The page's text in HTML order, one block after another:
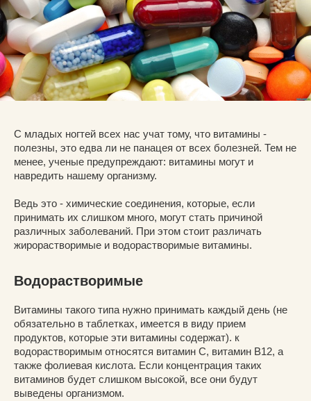
С младых ногтей всех нас учат тому, что витамины -
полезны, это едва ли не панацея от всех болезней. Тем не
менее, ученые предупреждают: витамины могут и
навредить нашему организму.
Ведь это - химические соединения, которые, если
принимать их слишком много, могут стать причиной
различных заболеваний. При этом стоит различать
жирорастворимые и водорастворимые витамины.
Водорастворимые
Витамины такого типа нужно принимать каждый день (не
обязательно в таблетках, имеется в виду прием
продуктов, которые эти витамины содержат). к
водорастворимым относятся витамин С, витамин В12, а
также фолиевая кислота. Если концентрация таких
витаминов будет слишком высокой, все они будут
выведены организмом.